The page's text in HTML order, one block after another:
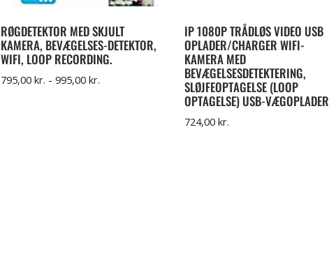
RØGDETEKTOR MED SKJULT
KAMERA, BEVÆGELSES-DETEKTOR,
WIFI, LOOP RECORDING.
795,00 kr. - 995,00 kr.
IP 1080P TRÅDLØS VIDEO USB
OPLADER/CHARGER WIFI-
KAMERA MED
BEVÆGELSESDETEKTERING,
SLØJFEOPTAGELSE (LOOP
OPTAGELSE) USB-
724,00kr.